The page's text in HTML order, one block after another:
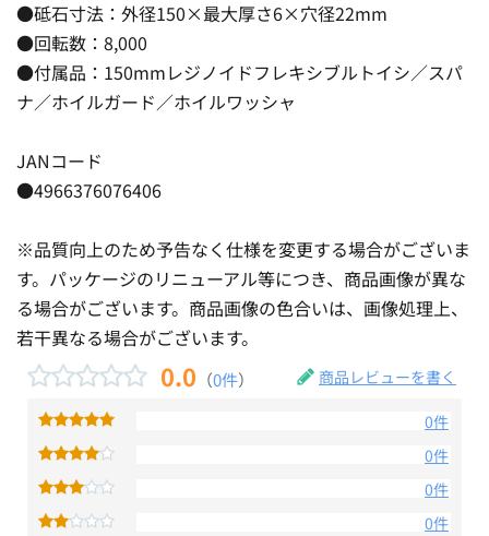
●砥石寸法：外径150×最大厚さ6×穴径22mm
●回転数：8,000
●付属品：150mmレジノイドフレキシブルトイシ／スパ
ナ／ホイルガード／ホイルワッシャ
JANコード
●4966376076406
※品質向上のため予告なく仕様を変更する場合がございま
す。パッケージのリニューアル等につき、商品画像が異な
る場合がございます。商品画像の色合いは、画像処理上、
若干異なる場合がございます。
0.0 （0件） 商品レビューを書く
0件
0件
0件
0件